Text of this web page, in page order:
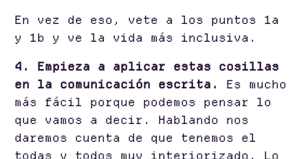
En vez de eso, vete a los puntos 1a
y 1b y ve la vida más inclusiva.
4. Empieza a aplicar estas cosillas
en la comunicación escrita.
Es mucho
más fácil porque podemos pensar lo
que vamos a decir. Hablando nos
daremos cuenta de que tenemos el
todas y todos muy interiorizado. Lo